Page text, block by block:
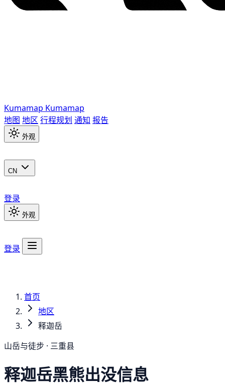
Kumamap Kumamap
地图 地区 行程规划 通知 报告
外观
CN
登录
外观
登录
首页
地区
释迦岳
山岳与徒步 · 三重县
释迦岳黑熊出没信息